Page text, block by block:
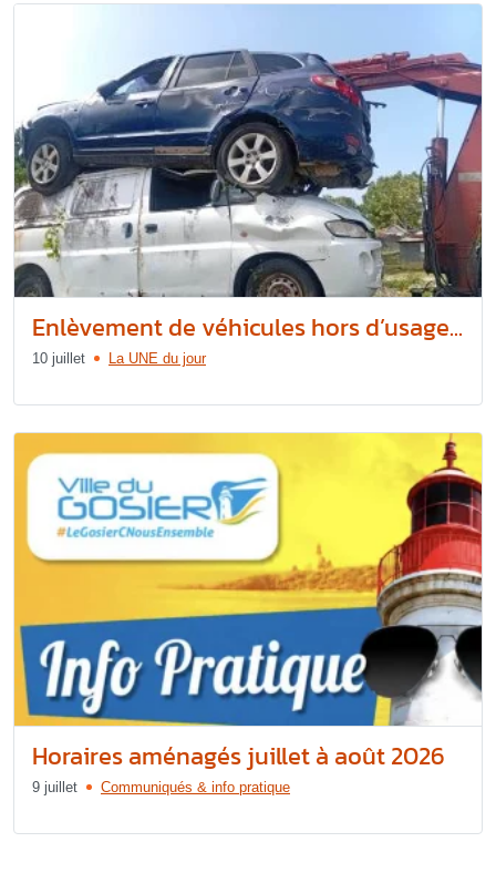
Enlèvement de véhicules hors d’usage...
10 juillet La UNE du jour
Horaires aménagés juillet à août 2026
9 juillet Communiqués & info pratique